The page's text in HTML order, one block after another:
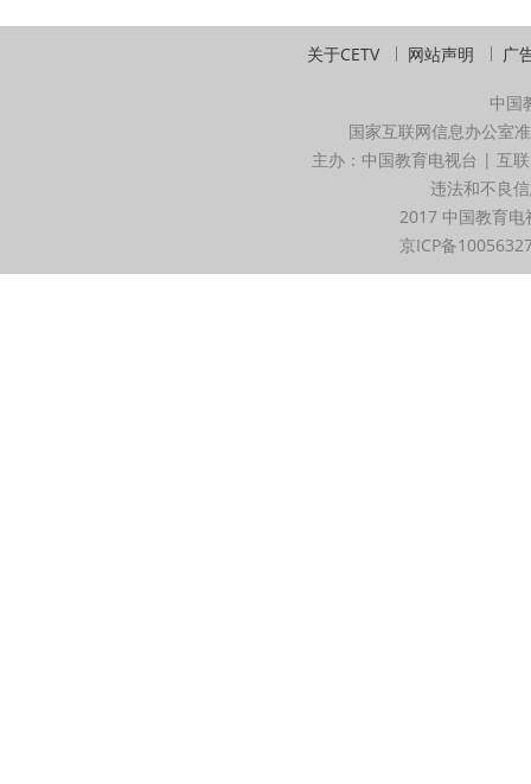
关于CETV 网站声明 广
中国
国家互联网信息办公室
主办：中国教育电视台 | 互
违法和不良
2017 中国教育
京ICP备